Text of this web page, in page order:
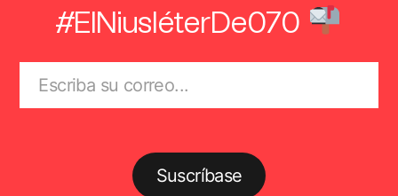
#ElNiusléterDe070
Suscríbase